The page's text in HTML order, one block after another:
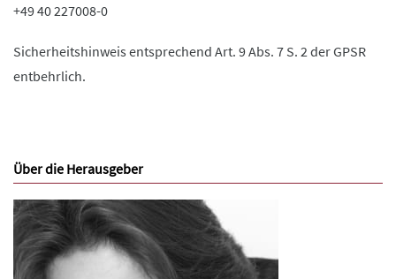
+49 40 227008-0
Sicherheitshinweis entsprechend Art. 9 Abs. 7 S. 2 der GPSR
entbehrlich.
Über die Herausgeber